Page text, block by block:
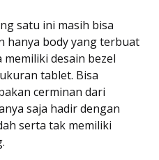
satu ini masih bisa
hanya body yang terbuat
desain bezel
tablet. Bisa
cerminan dari
saja hadir dengan
serta tak memiliki